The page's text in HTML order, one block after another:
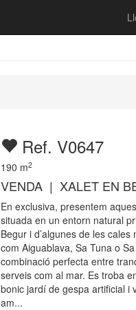
Ref. V0647
190 m2
VENDA | XALET EN
En exclusiva, presentem
situada en un entorn natural
Begur i d’algunes de les
com Aiguablava, Sa Tuna o
combinació perfecta entre
serveis com al mar. Es troba
bonic jardí de gespa artificial i
am...